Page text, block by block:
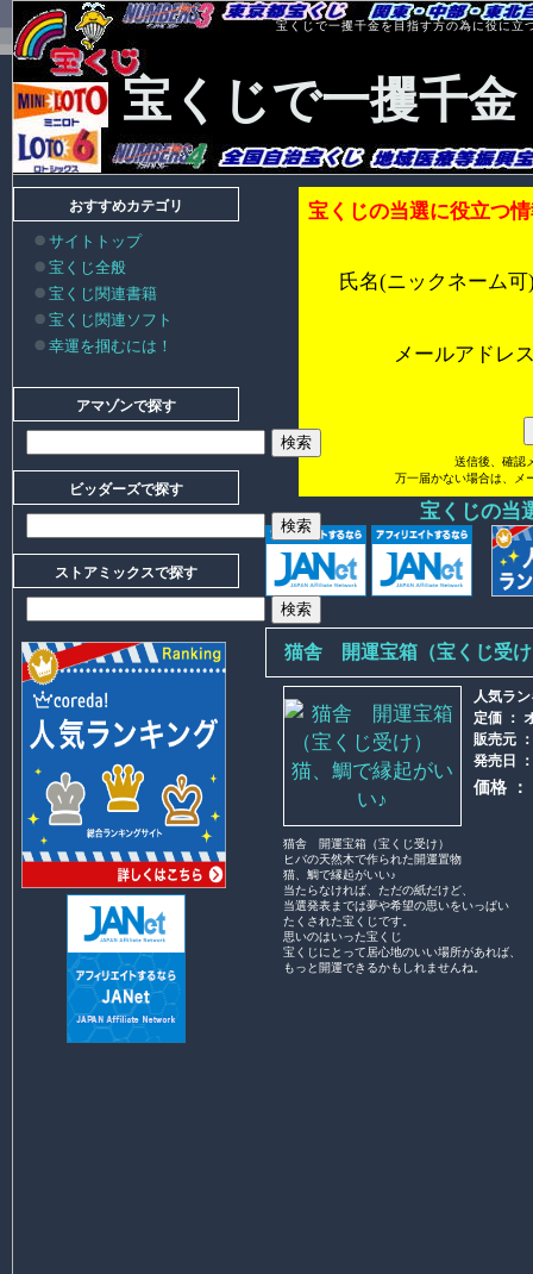
宝くじで一攫千金を目指す方の為に役に立
宝くじで一攫千金
宝くじの当選に役立つ
氏名(ニックネーム可
メールアドレ
送信後、確認
万一届かない場合は、メ
宝くじの当
猫舎 開運宝箱（宝くじ受
人気ラ
定価 ：
販売元
発売日 ：
価格 ：
猫舎 開運宝箱（宝くじ受け）
ヒバの天然木で作られた開運置物
猫、鯛で縁起がいい♪
当たらなければ、ただの紙だけど、
当選発表までは夢や希望の思いをいっぱい
たくされた宝くじです。
思いのはいった宝くじ
宝くじにとって居心地のいい場所があれば、
もっと開運できるかもしれませんね。
おすすめカテゴリ
サイトトップ
宝くじ全般
宝くじ関連書籍
宝くじ関連ソフト
幸運を掴むには！
アマゾンで探す
ビッダーズで探す
ストアミックスで探す